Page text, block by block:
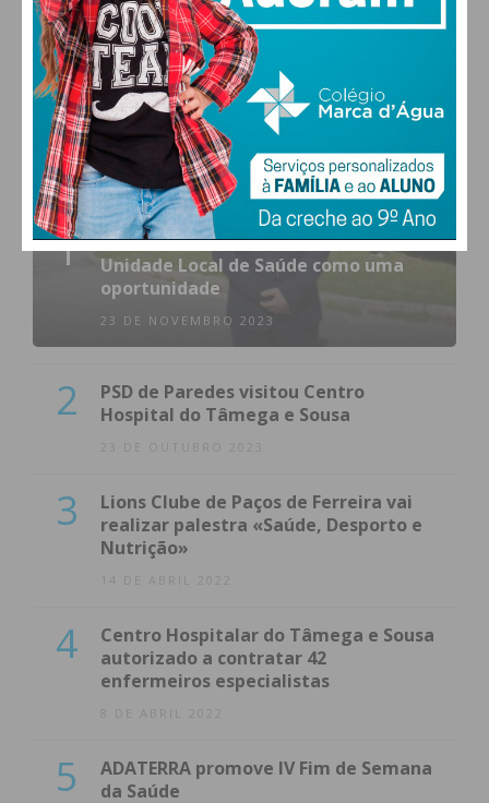
MAIS POPULARES
1
(VÍDEO) Carlos Alberto Silva vê
Unidade Local de Saúde como uma
oportunidade
23 DE NOVEMBRO 2023
2
PSD de Paredes visitou Centro
Hospital do Tâmega e Sousa
23 DE OUTUBRO 2023
3
Lions Clube de Paços de Ferreira vai
realizar palestra «Saúde, Desporto e
Nutrição»
14 DE ABRIL 2022
4
Centro Hospitalar do Tâmega e Sousa
autorizado a contratar 42
enfermeiros especialistas
8 DE ABRIL 2022
5
ADATERRA promove IV Fim de Semana
da Saúde